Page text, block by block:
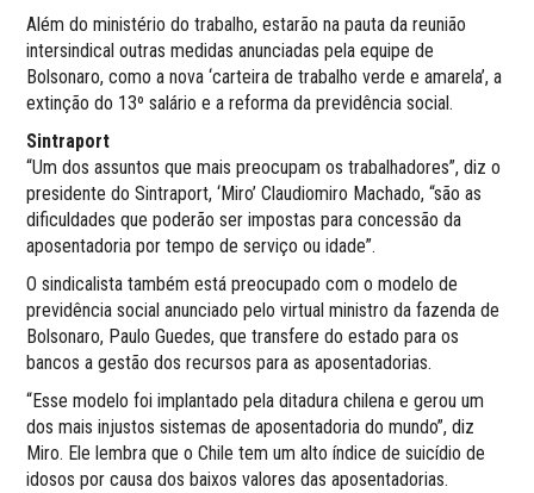
Além do ministério do trabalho, estarão na pauta da reunião
intersindical outras medidas anunciadas pela equipe de
Bolsonaro, como a nova ‘carteira de trabalho verde e amarela’, a
extinção do 13º salário e a reforma da previdência social.
Sintraport
“Um dos assuntos que mais preocupam os trabalhadores”, diz o
presidente do Sintraport, ‘Miro’ Claudiomiro Machado, “são as
dificuldades que poderão ser impostas para concessão da
aposentadoria por tempo de serviço ou idade”.
O sindicalista também está preocupado com o modelo de
previdência social anunciado pelo virtual ministro da fazenda de
Bolsonaro, Paulo Guedes, que transfere do estado para os
bancos a gestão dos recursos para as aposentadorias.
“Esse modelo foi implantado pela ditadura chilena e gerou um
dos mais injustos sistemas de aposentadoria do mundo”, diz
Miro. Ele lembra que o Chile tem um alto índice de suicídio de
idosos por causa dos baixos valores das aposentadorias.